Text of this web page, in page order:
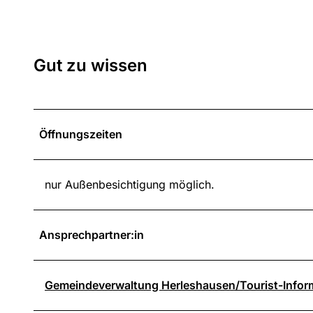
Gut zu wissen
Öffnungszeiten
nur Außenbesichtigung möglich.
Ansprechpartner:in
Gemeindeverwaltung Herleshausen/Tourist-